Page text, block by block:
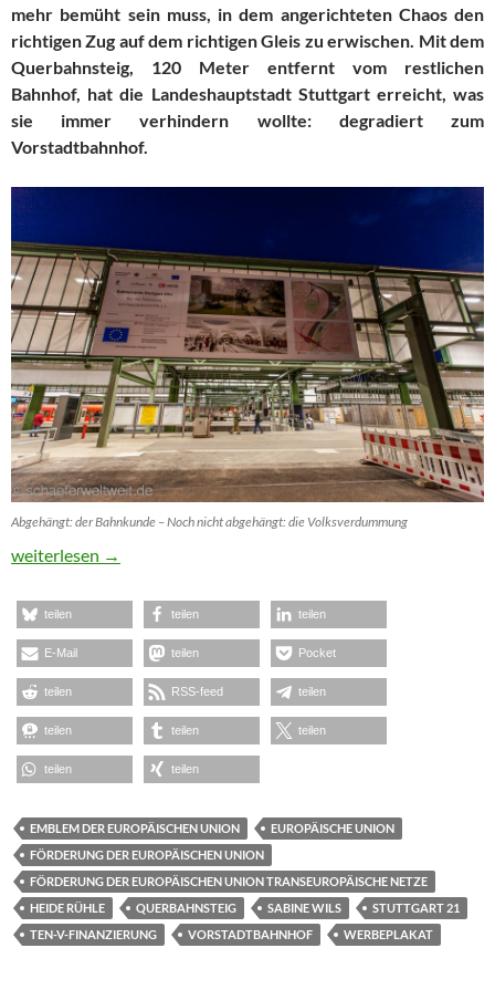
mehr bemüht sein muss, in dem angerichteten Chaos den
richtigen Zug auf dem richtigen Gleis zu erwischen. Mit dem
Querbahnsteig, 120 Meter entfernt vom restlichen
Bahnhof, hat die Landeshauptstadt Stuttgart erreicht, was
sie immer verhindern wollte: degradiert zum
Vorstadtbahnhof.
Abgehängt: der Bahnkunde – Noch nicht abgehängt: die Volksverdummung
Fremde Federn am Bahnhofsdach
weiterlesen →
teilen teilen teilen
E-Mail teilen Pocket
teilen RSS-feed teilen
teilen teilen teilen
teilen teilen
EMBLEM DER EUROPÄISCHEN UNION
EUROPÄISCHE UNION
FÖRDERUNG DER EUROPÄISCHEN UNION
FÖRDERUNG DER EUROPÄISCHEN UNION TRANSEUROPÄISCHE NETZE
HEIDE RÜHLE
QUERBAHNSTEIG SABINE WILS
STUTTGART 21
TEN-V-FINANZIERUNG
VORSTADTBAHNHOF WERBEPLAKAT